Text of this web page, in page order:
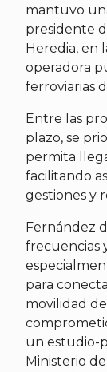
mantuvo
presidente
Heredia, en
operadora
ferroviarias
Entre las
plazo, se
permita
facilitando
gestiones y
Fernández
frecuencias
para
movilidad
un estudio-
Ministerio